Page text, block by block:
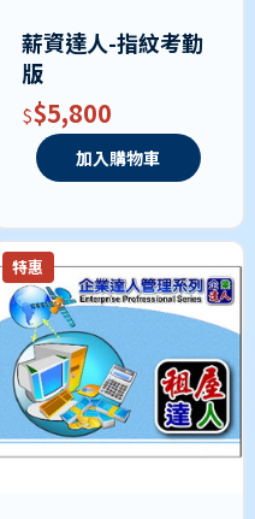
薪資達人-指紋考勤
版
$5,800
加入購物車
特惠